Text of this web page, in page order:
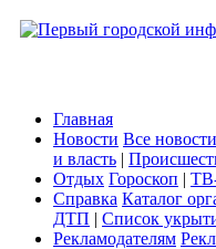
Главная
Новости Все новости
и власть |
Отдых Гороскоп |
Справка Каталог
ДТП | Список
Рекламодателям